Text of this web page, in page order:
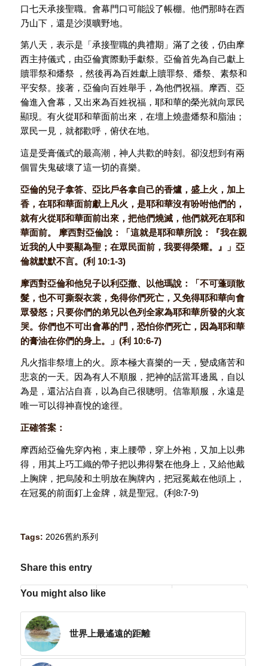
口七天承接聖職。會幕門口可能設了帳棚。他們那時在西
乃山下，還是沙漠曠野地。
第八天，表示是「承接聖職的典禮期」滿了之後，仍由摩
西主持儀式，由亞倫實際動手獻祭。亞倫首先為自己獻上
贖罪祭和燔祭 ，然後再為百姓獻上贖罪祭、燔祭、素祭和
平安祭。接著，亞倫向百姓舉手，為他們祝福。摩西、亞
倫進入會幕，又出來為百姓祝福，耶和華的榮光就向眾民
顯現。有火從耶和華面前出來，在壇上燒盡燔祭和脂油；
眾民一見，就都歡呼，俯伏在地。
這是受膏儀式的最高潮，神人共歡的時刻。卻沒想到有兩
個冒失鬼破壞了這一切的喜樂。
亞倫的兒子拿答、亞比戶各拿自己的香爐，盛上火，加上
香，在耶和華面前獻上凡火，是耶和華沒有吩咐他們的，
就有火從耶和華面前出來，把他們燒滅，他們就死在耶和
華面前。
摩西對亞倫說：「這就是耶和華所說：『我在親
近我的人中要顯為聖；在眾民面前，我要得榮耀。』」亞
倫就默默不言。 (利 10:1-3)
摩西對亞倫和他兒子以利亞撒、以他瑪說：「不可蓬頭散
髮，也不可撕裂衣裳，免得你們死亡，又免得耶和華向會
眾發怒；只要你們的弟兄以色列全家為耶和華所發的火哀
哭。你們也不可出會幕的門，恐怕你們死亡，因為耶和華
的膏油在你們的身上。」 (利 10:6-7)
凡火指非祭壇上的火。原本極大喜樂的一天，變成痛苦和
悲哀的一天。因為有人不順服，把神的話當耳邊風，自以
為是，還沾沾自喜，以為自己很聰明。信靠順服，永遠是
唯一可以得神喜悅的途徑。
正確答案：
摩西給亞倫先穿內袍，束上腰帶，穿上外袍，又加上以弗
得，用其上巧工織的帶子把以弗得繫在他身上，又給他戴
上胸牌，把烏陵和土明放在胸牌內，把冠冕戴在他頭上，
在冠冕的前面釘上金牌，就是聖冠。(利8:7-9)
Tags: 2026舊約系列
Share this entry
You might also like
世界上最遙遠的距離